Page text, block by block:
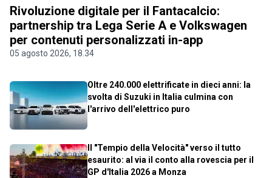
Rivoluzione digitale per il Fantacalcio:
partnership tra Lega Serie A e Volkswagen
per contenuti personalizzati in-app
05 agosto 2026, 18.34
Oltre 240.000 elettrificate in dieci anni: la
svolta di Suzuki in Italia culmina con
l'arrivo dell'elettrico puro
Il "Tempio della Velocità" verso il tutto
esaurito: al via il conto alla rovescia per il
GP d'Italia 2026 a Monza